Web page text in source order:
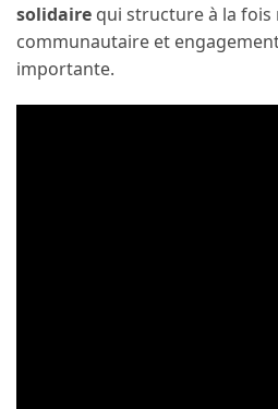
solidaire qui structure à la
communautaire et
importante.